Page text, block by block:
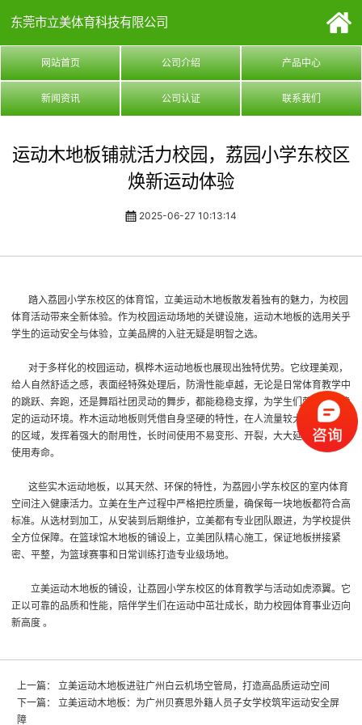
东莞市立美体育科技有限公司
网站首页 公司介绍 产品中心
新闻资讯 公司认证 联系我们
运动木地板铺就活力校园，荔园小学东校区
焕新运动体验
2025-06-27 10:13:14
踏入荔园小学东校区的体育馆，立美运动木地板散发着独有的魅力，为校园
体育活动带来全新体验。作为校园运动场地的关键设施，运动木地板的选用关乎
学生的运动安全与体验，立美品牌的入驻无疑是明智之选。
对于多样化的校园运动，枫桦木运动地板也展现出独特优势。它纹理美观，
给人自然舒适之感，表面经特殊处理后，防滑性能卓越，无论是日常体育教学中
的跳跃、奔跑，还是舞蹈社团灵动的舞步，都能稳稳支撑，为学生们营造安全稳
定的运动环境。柞木运动地板则凭借自身坚硬的特性，在人流量较大、使用频繁
的区域，发挥着强大的耐用性，长时间使用不易变形、开裂，大大延长了地板的
使用寿命。
这些实木运动地板，以其天然、环保的特性，为荔园小学东校区的室内体育
空间注入健康活力。立美在生产过程中严格把控质量，确保每一块地板都符合高
标准。从选材到加工，从安装到后期维护，立美都有专业团队跟进，为学校提供
全方位保障。在篮球馆木地板的铺设上，立美团队精心施工，保证地板拼接紧
密、平整，为篮球赛事和日常训练打造专业级场地。
立美运动木地板的铺设，让荔园小学东校区的体育教学与活动如虎添翼。它
正以可靠的品质和性能，陪伴学生们在运动中茁壮成长，助力校园体育事业迈向
新高度 。
上一篇：
立美运动木地板进驻广州白云机场空管局，打造高品质运动空间
下一篇：
立美运动木地板：为广州贝赛思外籍人员子女学校筑牢运动安全屏
障